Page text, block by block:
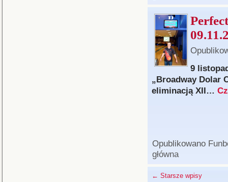
9
„Broadway Dolar
eliminacją XII…
Opublikowano
główna
← Starsze wpisy